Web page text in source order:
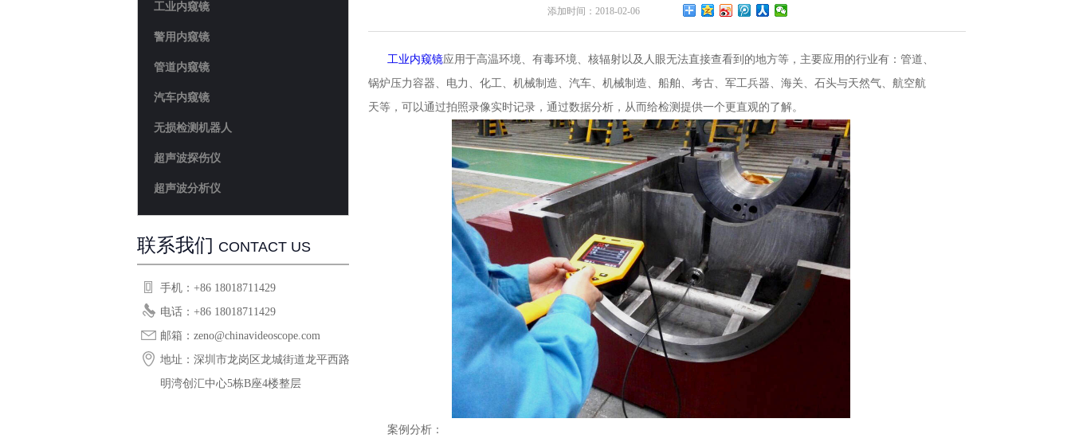
工业内窥镜
警用内窥镜
管道内窥镜
汽车内窥镜
无损检测机器人
超声波探伤仪
超声波分析仪
联系我们 CONTACT US
手机：+86 18018711429
电话：+86 18018711429
邮箱：zeno@chinavideoscope.com
地址：深圳市龙岗区龙城街道龙平西路恒
明湾创汇中心5栋B座4楼整层
添加时间：2018-02-06
工业内窥镜应用于高温环境、有毒环境、核辐射以及人眼无法直接查看到的地方等，主要应用的行业有：管道、
锅炉压力容器、电力、化工、机械制造、汽车、机械制造、船舶、考古、军工兵器、海关、石头与天然气、航空航
天等，可以通过拍照录像实时记录，通过数据分析，从而给检测提供一个更直观的了解。
案例分析：